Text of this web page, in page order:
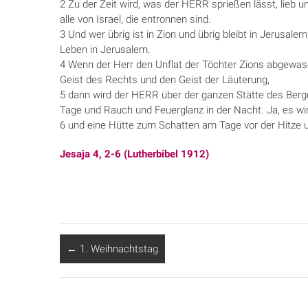
2 Zu der Zeit wird, was der HERR sprießen lässt, lieb
alle von Israel, die entronnen sind.
3 Und wer übrig ist in Zion und übrig bleibt in
Leben in Jerusalem.
4 Wenn der Herr den Unflat der Töchter Zions
Geist des Rechts und den Geist der Läuterung,
5 dann wird der HERR über der ganzen Stätte des
Tage und Rauch und Feuerglanz in der Nacht. Ja, es
6 und eine Hütte zum Schatten am Tage vor der
Jesaja 4, 2-6 (Lutherbibel 1912)
← 1. Weihnachtstag